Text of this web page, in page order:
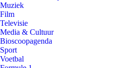
Muziek
Film
Televisie
Media & Cultuur
Bioscoopagenda
Sport
Voetbal